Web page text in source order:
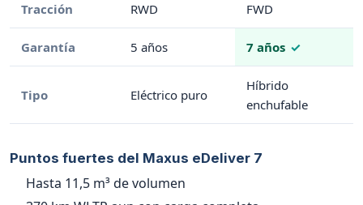
Tracción RWD FWD
Garantía 5 años 7 años
Tipo Eléctrico puro
Híbrido
enchufable
Puntos fuertes del Maxus eDeliver 7
Hasta 11,5 m³ de volumen